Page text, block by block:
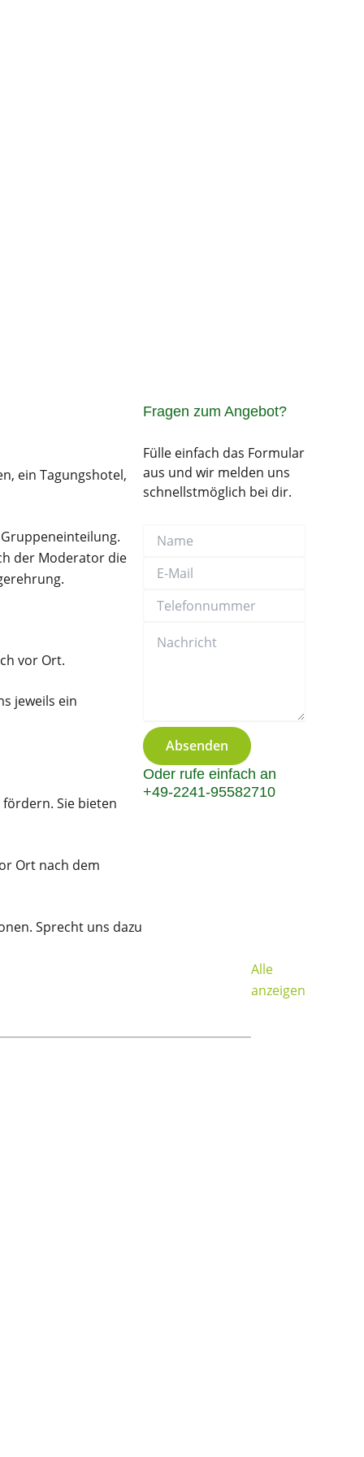
ein Tagungshotel,
der Moderator die
vor Ort.
jeweils ein
Sie bieten
Ort nach dem
Sprecht uns dazu
Fragen zum Angebot?
Fülle einfach das Formular
aus und wir melden uns
schnellstmöglich bei dir.
Mail
Absenden
Oder rufe einfach an
+49-2241-95582710
Crossgolf:
Alle
anzeigen